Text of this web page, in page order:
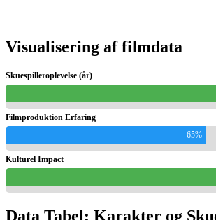
Visualisering af filmdata
Skuespilleroplevelse (år)
Filmproduktion Erfaring
65%
Kulturel Impact
Data Tabel: Karakter og